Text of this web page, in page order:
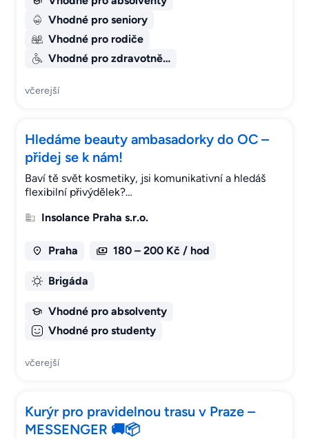
Vhodné pro seniory
Vhodné pro rodiče
Vhodné pro zdravotně…
včerejší
Hledáme beauty ambasadorky do OC –
přidej se k nám!
Baví tě svět kosmetiky, jsi komunikativní a hledáš
flexibilní přivýdělek?…
Insolance Praha s.r.o.
Praha 180 – 200 Kč / hod
Brigáda
Vhodné pro absolventy
Vhodné pro studenty
včerejší
Kurýr pro pravidelnou trasu v Praze –
MESSENGER 🚚📦